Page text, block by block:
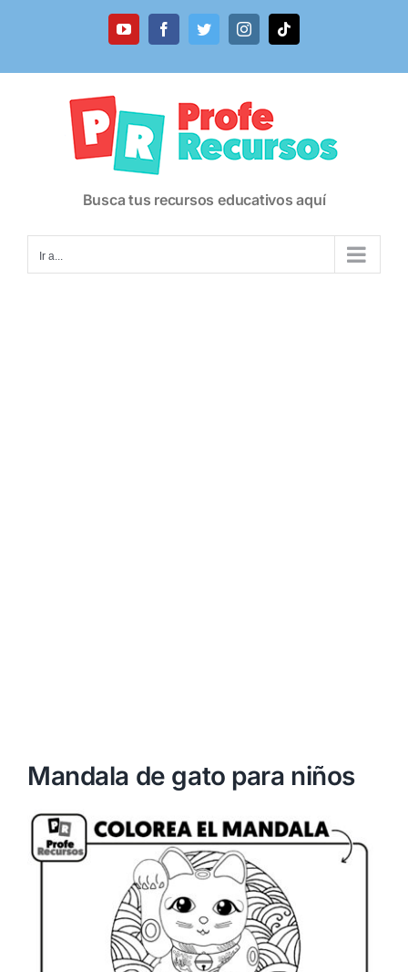
YouTubeFacebookTwitterInstagramTiktok
Busca tus recursos educativos aquí
Ir a...
Mandala de gato para niños